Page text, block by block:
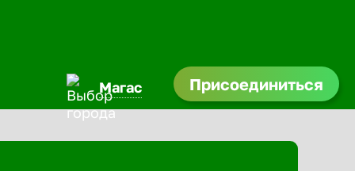
Магас Присоединиться